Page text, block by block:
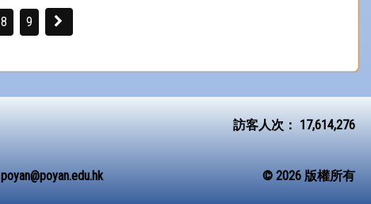
8 9
訪客人次： 17,614,276
poyan@poyan.edu.hk © 2026 版權所有